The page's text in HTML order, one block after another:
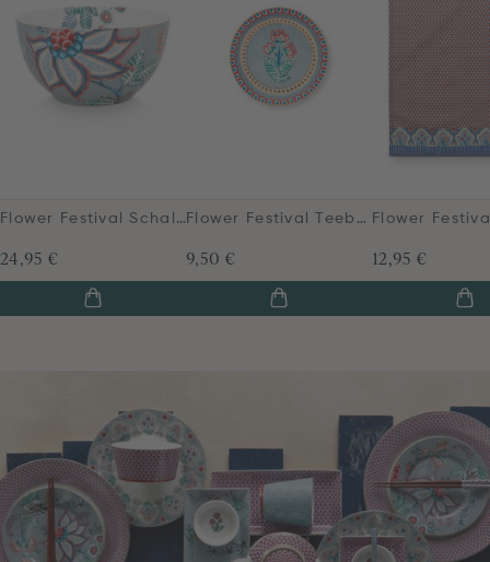
Flower Festival Schale Hellblau 15 cm
24,95 €
Flower Festival Teebeutelablage Hellblau
9,50 € 12,95 €